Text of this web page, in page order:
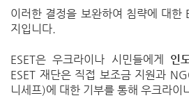
이러한 결정을 보완하여 침략에 대한
지입니다.
ESET은 우크라이나 시민들에게 인
ESET 재단은 직접 보조금 지원과
니세프)에 대한 기부를 통해 우크라이